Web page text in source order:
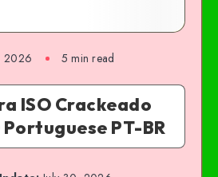
2026 5 min read
ISO Crackeado
PT-BR